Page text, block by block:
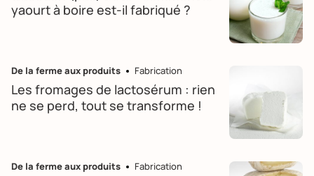
yaourt à boire est-il fabriqué ?
De la ferme aux produits Fabrication
Les fromages de lactosérum : rien
ne se perd, tout se transforme !
De la ferme aux produits Fabrication